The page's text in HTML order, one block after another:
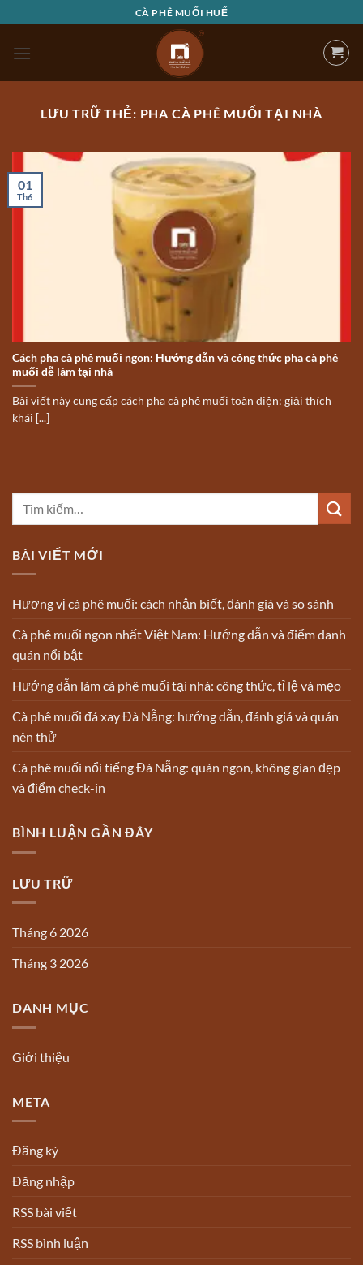
qua
nội
CÀ PHÊ MUỐI HUẾ
LƯU TRỮ THẺ: PHA CÀ PHÊ MUỐI TẠI NHÀ
BÀI VIẾT MỚI
Hương vị cà phê muối: cách nhận biết, đánh giá và so sánh
Cà phê muối ngon nhất Việt Nam: Hướng dẫn và điểm danh
quán nổi bật
Hướng dẫn làm cà phê muối tại nhà: công thức, tỉ lệ và mẹo
Cà phê muối đá xay Đà Nẵng: hướng dẫn, đánh giá và quán
nên thử
Cà phê muối nổi tiếng Đà Nẵng: quán ngon, không gian đẹp
và điểm check-in
BÌNH LUẬN GẦN ĐÂY
LƯU TRỮ
Tháng 6 2026
Tháng 3 2026
DANH MỤC
Giới thiệu
META
Đăng ký
Đăng nhập
RSS bài viết
RSS bình luận
Cách pha cà phê muối ngon: Hướng dẫn và công thức pha cà phê
muối dễ làm tại nhà
Bài viết này cung cấp cách pha cà phê muối toàn diện: giải thích
khái [...]
01
Th6